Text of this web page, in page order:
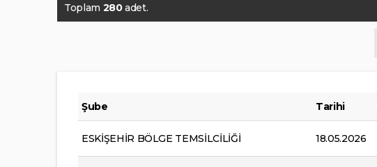
Toplam 280adet.
Şube Tarihi
ESKİŞEHİR BÖLGE TEMSİLCİLİĞİ 18.05.2026